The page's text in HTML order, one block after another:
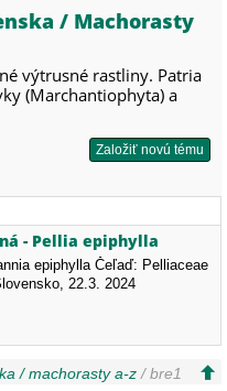
/ Machorasty
výtrusné rastliny. Patria
(Marchantiophyta) a
Založiť novú tému
- Pellia epiphylla
epiphylla Čeľaď: Pelliaceae
22.3. 2024
/ machorasty a-z / bre1